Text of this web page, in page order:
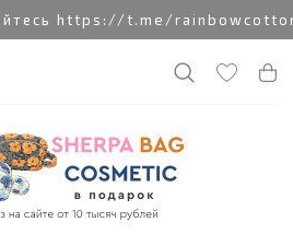
https://t.me/